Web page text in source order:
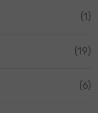
(1)
(19)
(6)